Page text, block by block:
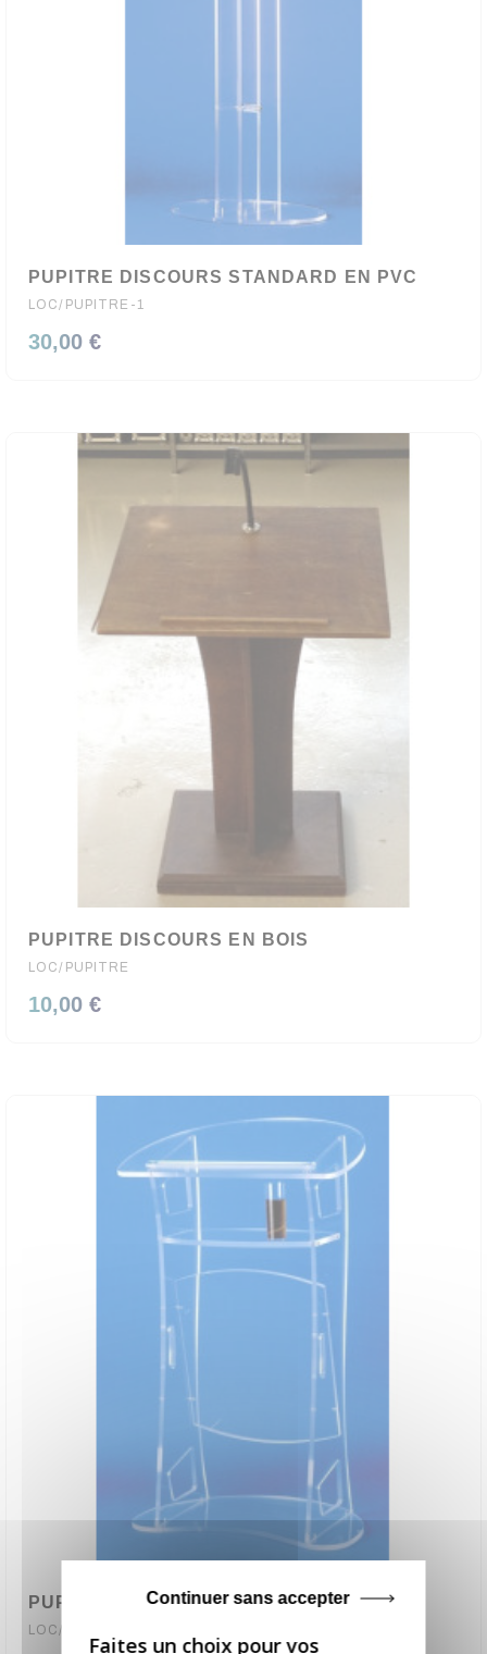
PUPITRE DISCOURS STANDARD EN PVC
LOC/PUPITRE-1
30,00 €
PUPITRE DISCOURS EN BOIS
LOC/PUPITRE
10,00 €
PUPITRE DISCOURS PRO EN PVC
LOC/PUNG
Continuer sans accepter